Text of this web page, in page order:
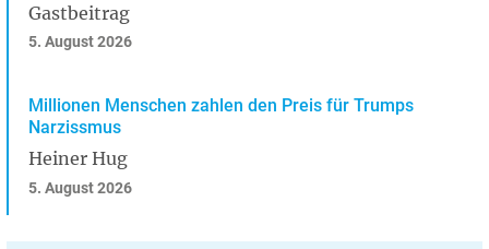
Gastbeitrag
5. August 2026
Millionen Menschen zahlen den Preis für Trumps
Narzissmus
Heiner Hug
5. August 2026